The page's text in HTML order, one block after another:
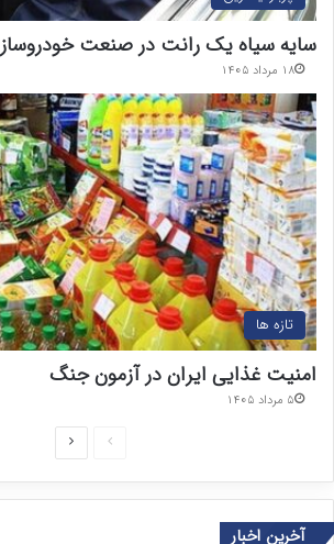
سایه سیاه یک رانت در صنعت
۱۸ مرداد ۱۴۰۵
تازه ها
امنیت غذایی ایران در آزمون جنگ
۵ مرداد ۱۴۰۵
ح
ح
آخرین اخبار